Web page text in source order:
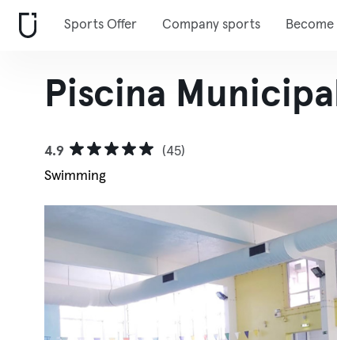
Sports Offer Company sports
Piscina
4.9
(45)
Swimming